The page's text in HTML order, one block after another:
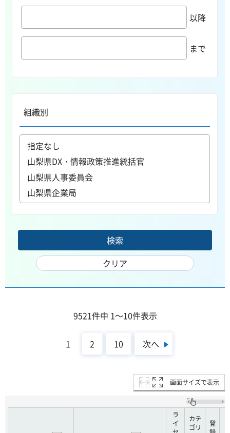
以降
まで
組織別
9521件中 1～10件表示
1 2 10 次へ
画面サイズで表示
ラ
イ
カテ
ゴリ
登